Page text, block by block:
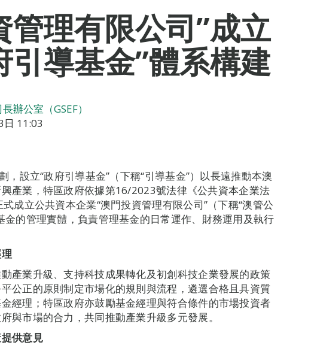
管理有限公司”成立
引導基金”體系構建
辦公室（GSEF）
11:03
，設立“政府引導基金”（下稱“引導基金”）以長遠推動本澳
產業，特區政府依據第16/2023號法律《公共資本企業法
成立公共資本企業“澳門投資管理有限公司”（下稱“澳管公
金的管理實體，負責管理基金的日常運作、財務運用及執行
產業升級、支持科技成果轉化及初創科技企業發展的政策
公正的原則制定市場化的規則與流程，遴選合格且具資質
經理；特區政府亦鼓勵基金經理與符合條件的市場投資者
與市場的合力，共同推動產業升級多元發展。
供意見